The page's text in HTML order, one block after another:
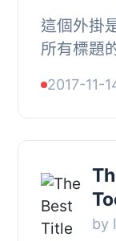
這個外掛
所有標題
2017-11-
by